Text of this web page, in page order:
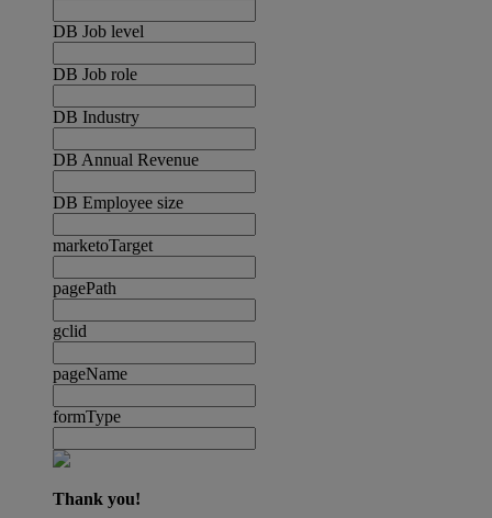
DB Job level
DB Job role
DB Industry
DB Annual Revenue
DB Employee size
marketoTarget
pagePath
gclid
pageName
formType
Thank you!